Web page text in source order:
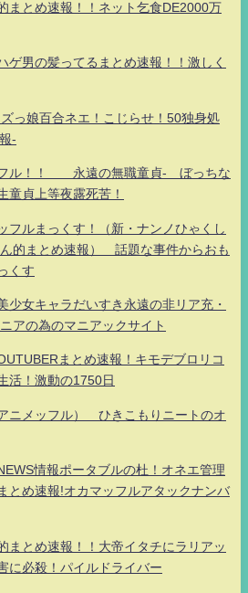
まとめ速報！！ネット乞食DE2000万
ゲ男の髪ってるまとめ速報！！激しく
っ娘百合ネエ！こじらせ！50独身処
-
フル！！ 永遠の無職童貞- ぼっちな
童貞上等夜露死苦！
フルまっくす！（新・ナンノひゃくし
的まとめ速報） 話題な事件からおも
くす
少女キャラだいすき永遠の非リア充・
アの為のマニアックサイト
まとめ速報！キモデブロリコ
活！激動の1750日
ニメッフル） ひきこもりニートのオ
情報ポータブルの杜！オネエ管理
とめ速報!オカマッフルアタックナンバ
まとめ速報！！大帝イタチにラリアッ
に必殺！パイルドライバー